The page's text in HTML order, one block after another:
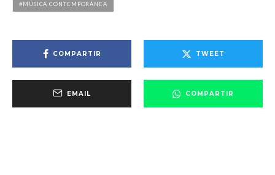
MÚSICA CONTEMPORÁNEA
COMPARTIR TWEET
EMAIL COMPARTIR